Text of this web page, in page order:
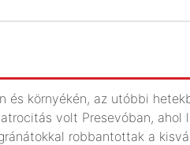
és környékén, az utóbbi
volt Presevóban, ahol
robbantottak a